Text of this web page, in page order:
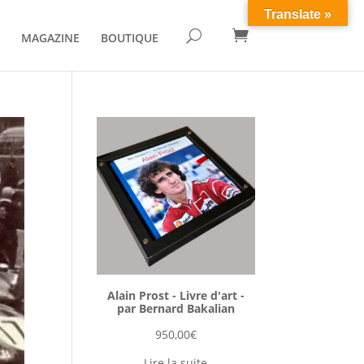
MAGAZINE BOUTIQUE U 
Alain Prost - Livre d'art -
par Bernard Bakalian
950,00€
Translate »